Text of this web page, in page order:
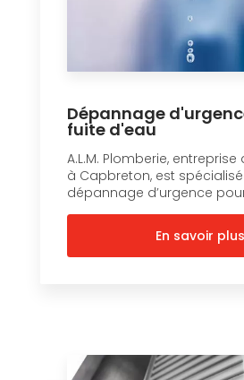
Dépannage
fuite d'eau
A.L.M. Plomberie,
à Capbreton, est
dépannage d’urgence pour
En savoir plus